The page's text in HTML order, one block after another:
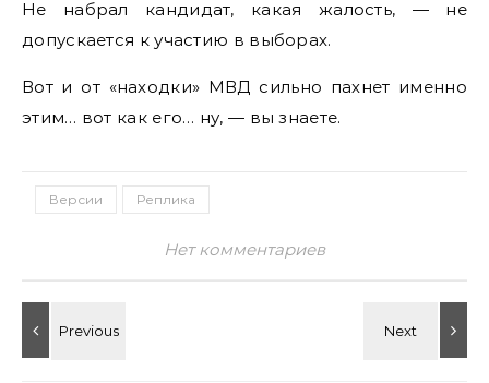
Не набрал кандидат, какая жалость, — не
допускается к участию в выборах.
Вот и от «находки» МВД сильно пахнет именно
этим… вот как его… ну, — вы знаете.
Версии Реплика
Нет комментариев